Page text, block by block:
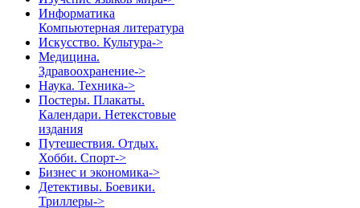
Информатика
Компьютерная литература
Искусство. Культура->
Медицина.
Здравоохранение->
Наука. Техника->
Постеры. Плакаты.
Календари. Нетекстовые
издания
Путешествия. Отдых.
Хобби. Спорт->
Бизнес и экономика->
Детективы. Боевики.
Триллеры->